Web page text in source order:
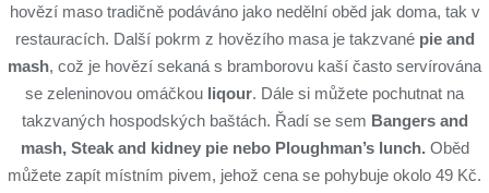
hovězí maso tradičně podáváno jako nedělní oběd jak doma, tak v
restauracích. Další pokrm z hovězího masa je takzvané pie and
mash, což je hovězí sekaná s bramborovu kaší často servírována
se zeleninovou omáčkou liqour. Dále si můžete pochutnat na
takzvaných hospodských baštách. Řadí se sem Bangers and
mash, Steak and kidney pie nebo Ploughman’s lunch. Oběd
můžete zapít místním pivem, jehož cena se pohybuje okolo 49 Kč.